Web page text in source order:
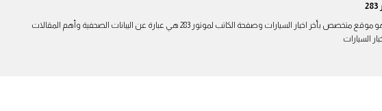
موتور 283 هو موقع متخصص بأخر اخبار السيارات وصفحة الكاتب لموتور 283 هي عبارة عن اليبانات الصحفية وأهم المقالات
السيارات